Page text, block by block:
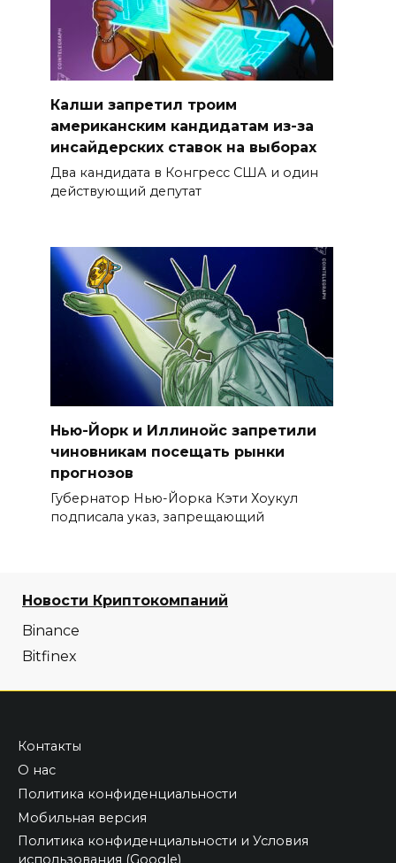
Калши запретил троим
американским кандидатам из-за
инсайдерских ставок на выборах
Два кандидата в Конгресс США и один
действующий депутат
Нью-Йорк и Иллинойс запретили
чиновникам посещать рынки
прогнозов
Губернатор Нью-Йорка Кэти Хоукул
подписала указ, запрещающий
Новости Криптокомпаний
Binance
Bitfinex
Контакты
О нас
Политика конфиденциальности
Мобильная версия
Политика конфиденциальности и Условия